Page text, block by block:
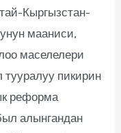
Кыргызстан-
мааниси,
маселелери
пикирин
реформа
алынгандан